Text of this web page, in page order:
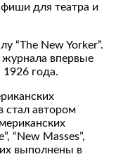
для театра и
“The New Yorker”.
журнала впервые
1926 года.
стал автором
“New Masses”,
выполнены в